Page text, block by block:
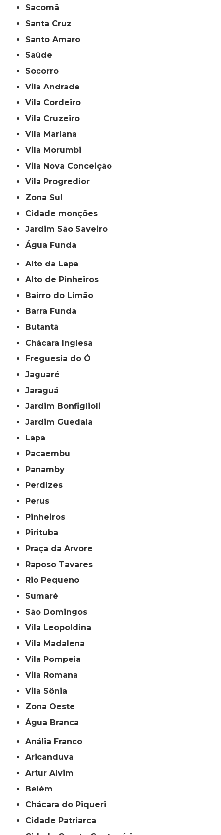
Sacomã
Santa Cruz
Santo Amaro
Saúde
Socorro
Vila Andrade
Vila Cordeiro
Vila Cruzeiro
Vila Mariana
Vila Morumbi
Vila Nova Conceição
Vila Progredior
Zona Sul
cidade monções
jardim São Saveiro
Água Funda
Alto da Lapa
Alto de Pinheiros
Bairro do Limão
Barra Funda
Butantã
Chácara Inglesa
Freguesia do Ó
Jaguaré
Jaraguá
Jardim Bonfiglioli
Jardim Guedala
Lapa
Pacaembu
Panamby
Perdizes
Perus
Pinheiros
Pirituba
Praça da Arvore
Raposo Tavares
Rio Pequeno
Sumaré
São Domingos
Vila Leopoldina
Vila Madalena
Vila Pompeia
Vila Romana
Vila Sônia
Zona Oeste
Água Branca
Anália Franco
Aricanduva
Artur Alvim
Belém
Chácara do Piqueri
Cidade Patriarca